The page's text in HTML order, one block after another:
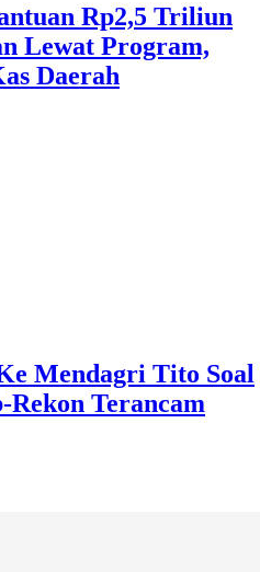
Rp2,5 Triliun
Lewat Program,
Daerah
Mendagri Tito Soal
Rekon Terancam